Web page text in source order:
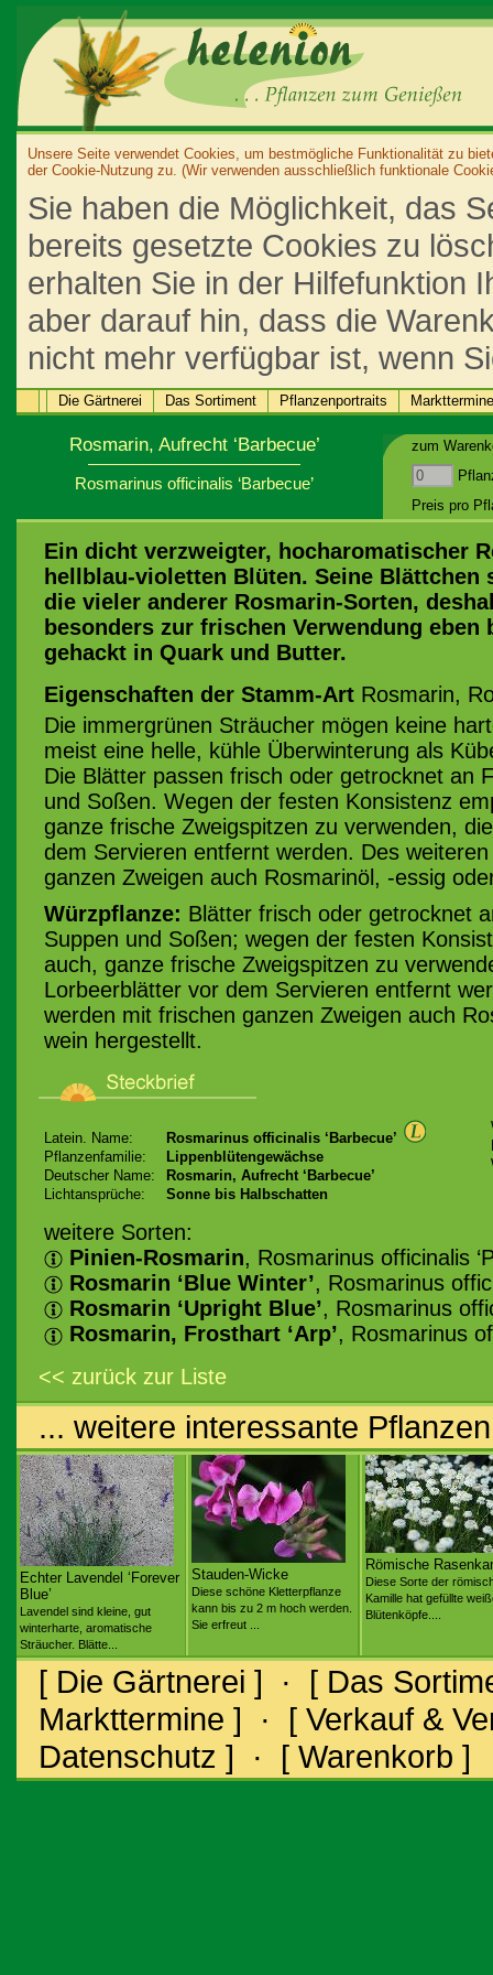
Unsere Seite verwendet Cookies, um bestmögliche Funktionalität zu
der Cookie-Nutzung zu. (Wir verwenden ausschließlich funktionale
Sie haben die Möglichkeit, das
bereits gesetzte Cookies zu
erhalten Sie in der Hilfefunktion
aber darauf hin, dass die
nicht mehr verfügbar ist, wenn
Die Gärtnerei Das Sortiment Pflanzenportraits Markttermine
Rosmarin, Aufrecht ‘Barbecue’
Rosmarinus officinalis ‘Barbecue’
zum
Preis pro
Ein dicht verzweigter, hocharomatischer
hellblau-violetten Blüten. Seine Blättchen
die vieler anderer Rosmarin-Sorten,
besonders zur frischen Verwendung
gehackt in Quark und Butter.
Eigenschaften der Stamm-Art Rosmarin,
Die immergrünen Sträucher mögen keine
meist eine helle, kühle Überwinterung als
Die Blätter passen frisch oder getrocknet an
und Soßen. Wegen der festen Konsistenz
ganze frische Zweigspitzen zu verwenden,
dem Servieren entfernt werden. Des
ganzen Zweigen auch Rosmarinöl, -essig
Würzpflanze: Blätter frisch oder getrocknet
Suppen und Soßen; wegen der festen
auch, ganze frische Zweigspitzen zu
Lorbeerblätter vor dem Servieren entfernt
werden mit frischen ganzen Zweigen auch
wein hergestellt.
Latein. Name:
Rosmarinus officinalis ‘Barbecue’
Pflanzenfamilie:
Lippenblütengewächse
Deutscher Name:
Rosmarin, Aufrecht ‘Barbecue’
Lichtansprüche:
Sonne bis Halbschatten
weitere Sorten:
Pinien-Rosmarin, Rosmarinus officinalis
Rosmarin ‘Blue Winter’, Rosmarinus
Rosmarin ‘Upright Blue’, Rosmarinus
Rosmarin, Frosthart ‘Arp’, Rosmarinus
<< zurück zur Liste
... weitere interessante Pflanzen
Echter Lavendel ‘Forever
Blue’
Lavendel sind kleine, gut
winterharte, aromatische
Sträucher. Blätte...
Stauden-Wicke
Diese schöne Kletterpflanze
kann bis zu 2 m hoch werden.
Sie erfreut ...
Römische
Diese Sorte der
Kamille hat gefüllte
Blütenköpfe....
[ Die Gärtnerei ] · [ Das
Markttermine ] · [ Verkauf &
Datenschutz ] · [ Warenkorb ]